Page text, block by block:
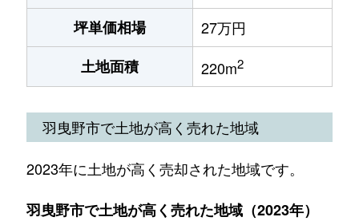
坪単価相場
27万円
土地面積
220m2
羽曳野市で土地が高く売れた地域
2023年に土地が高く売却された地域です。
羽曳野市で土地が高く売れた地域（2023年）